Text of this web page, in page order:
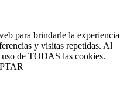
para brindarle la experiencia
y visitas repetidas. Al
de TODAS las cookies.